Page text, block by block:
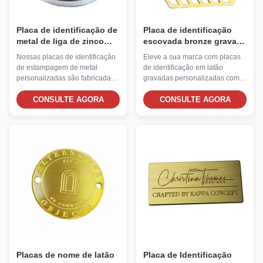
Placa de identificação de
metal de liga de zinco
prateada redonda
personalizada 3D em
relevo
Nossas placas de identificação
de estampagem de metal
personalizadas são fabricadas
em liga de zinco durável,
utilizando matrizes de
estampagem de alta precisão
CONSULTE AGORA
Placa de identificação
escovada bronze gravada
costume do metal com
cor feita sob encomenda
da etiqueta adesiva
Eleve a sua marca com placas
de identificação em latão
gravadas personalizadas com
um acabamento refinado em
metal escovado. Cada placa é
gravada com precisão para
adiciona profundidade e
distinção.
CONSULTE AGORA
Placas de nome de latão
Placa de Identificação